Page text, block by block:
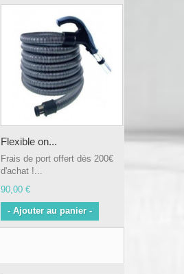
Flexible on...
Frais de port offert dès 200€
d'achat !...
90,00 €
- Ajouter au panier -